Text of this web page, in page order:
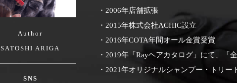
Author
SATOSHI ARIGA
SNS
・2006年店舗拡張
・2015年株式会社ACHIC設立
・2016年COTA年間オール金賞受賞
・2019年「Rayヘアカタログ」にて、
・2021年オリジナルシャンプー・トリー